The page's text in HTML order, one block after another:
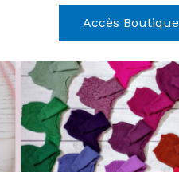
Accès Boutique